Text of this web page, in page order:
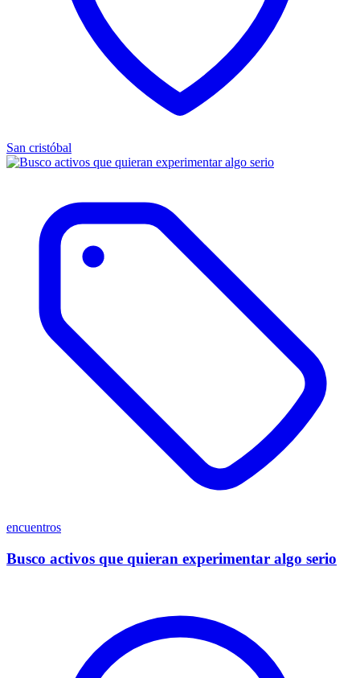
San cristóbal
encuentros
Busco activos que quieran experimentar algo serio